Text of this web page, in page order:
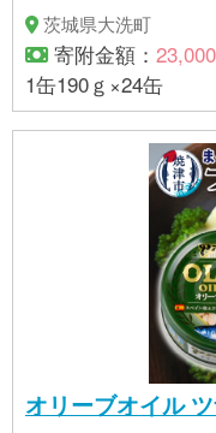
茨城県大洗町
寄附金額：
1缶190ｇ×24缶
オリーブオイル